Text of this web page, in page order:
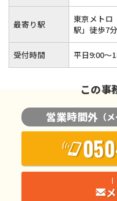
最寄り駅
東京メトロ
駅」徒歩7
受付時間 平日9:00〜
この事
営業時間外 （